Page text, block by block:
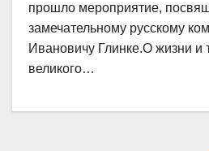
прошло мероприятие,
замечательному русскому
Ивановичу Глинке.О жизни и
великого…